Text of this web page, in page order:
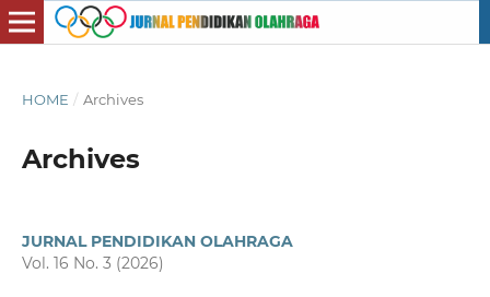
HOME / Archives
Archives
JURNAL PENDIDIKAN OLAHRAGA
Vol. 16 No. 3 (2026)